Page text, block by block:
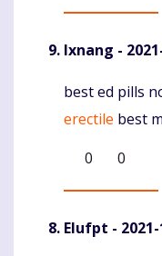
Ixnang -
Komentaras
best ed pills
erectile best
0
0
Elufpt -